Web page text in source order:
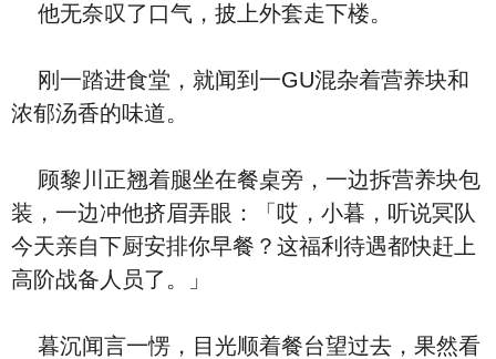
他无奈叹了口气，披上外套走下楼。
刚一踏进食堂，就闻到一GU混杂着营养块和
浓郁汤香的味道。
顾黎川正翘着腿坐在餐桌旁，一边拆营养块包
装，一边冲他挤眉弄眼：「哎，小暮，听说冥队
今天亲自下厨安排你早餐？这福利待遇都快赶上
高阶战备人员了。」
暮沉闻言一愣，目光顺着餐台望过去，果然看